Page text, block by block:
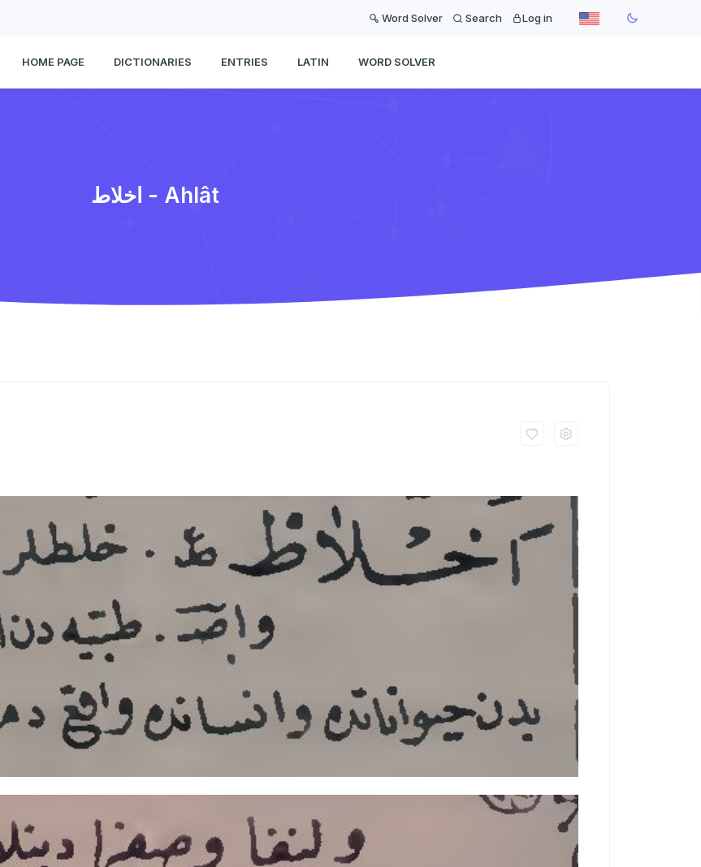
Word Solver Search Log in
HOME PAGE DICTIONARIES ENTRIES LATIN WORD SOLVER
اخلاط - Ahlât